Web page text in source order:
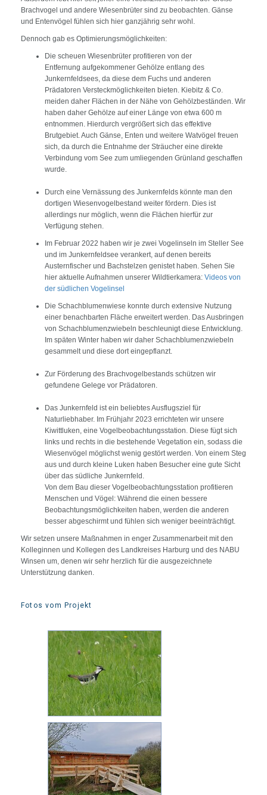
Brachvogel und andere Wiesenbrüter sind zu beobachten. Gänse
und Entenvögel fühlen sich hier ganzjährig sehr wohl.
Dennoch gab es Optimierungsmöglichkeiten:
Die scheuen Wiesenbrüter profitieren von der
Entfernung aufgekommener Gehölze entlang des
Junkernfeldsees, da diese dem Fuchs und anderen
Prädatoren Versteckmöglichkeiten bieten. Kiebitz & Co.
meiden daher Flächen in der Nähe von Gehölzbeständen. Wir
haben daher Gehölze auf einer Länge von etwa 600 m
entnommen. Hierdurch vergrößert sich das effektive
Brutgebiet. Auch Gänse, Enten und weitere Watvögel freuen
sich, da durch die Entnahme der Sträucher eine direkte
Verbindung vom See zum umliegenden Grünland geschaffen
wurde.
Durch eine Vernässung des Junkernfelds könnte man den
dortigen Wiesenvogelbestand weiter fördern. Dies ist
allerdings nur möglich, wenn die Flächen hierfür zur
Verfügung stehen.
Im Februar 2022 haben wir je zwei Vogelinseln im Steller See
und im Junkernfeldsee verankert, auf denen bereits
Austernfischer und Bachstelzen genistet haben. Sehen Sie
hier aktuelle Aufnahmen unserer Wildtierkamera: Videos von
der südlichen Vogelinsel
Die Schachblumenwiese konnte durch extensive Nutzung
einer benachbarten Fläche erweitert werden. Das Ausbringen
von Schachblumenzwiebeln beschleunigt diese Entwicklung.
Im späten Winter haben wir daher Schachblumenzwiebeln
gesammelt und diese dort eingepflanzt.
Zur Förderung des Brachvogelbestands schützen wir
gefundene Gelege vor Prädatoren.
Das Junkernfeld ist ein beliebtes Ausflugsziel für
Naturliebhaber. Im Frühjahr 2023 errichteten wir unsere
Kiwittluken, eine Vogelbeobachtungsstation. Diese fügt sich
links und rechts in die bestehende Vegetation ein, sodass die
Wiesenvögel möglichst wenig gestört werden. Von einem Steg
aus und durch kleine Luken haben Besucher eine gute Sicht
über das südliche Junkernfeld.
Von dem Bau dieser Vogelbeobachtungsstation profitieren
Menschen und Vögel: Während die einen bessere
Beobachtungsmöglichkeiten haben, werden die anderen
besser abgeschirmt und fühlen sich weniger beeinträchtigt.
Wir setzen unsere Maßnahmen in enger Zusammenarbeit mit den
Kolleginnen und Kollegen des Landkreises Harburg und des NABU
Winsen um, denen wir sehr herzlich für die ausgezeichnete
Unterstützung danken.
Fotos vom Projekt